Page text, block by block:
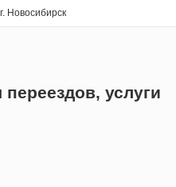
г. Новосибирск
услуги